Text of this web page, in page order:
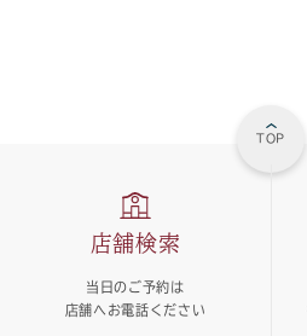
TOP
店舗検索
当日のご予約は
店舗へお電話ください